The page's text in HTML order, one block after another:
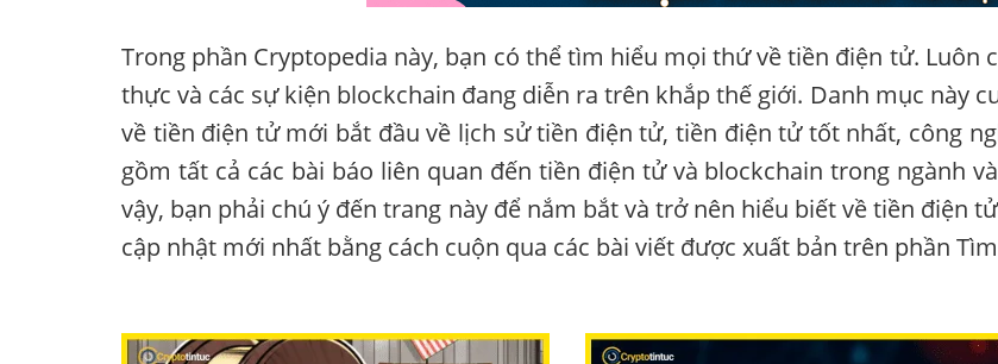
Trong phần Cryptopedia này, bạn có thể tìm hiểu mọi thứ về tiền điện tử.
thực và các sự kiện blockchain đang diễn ra trên khắp thế giới. Danh mục này
về tiền điện tử mới bắt đầu về lịch sử tiền điện tử, tiền điện tử tốt nhất, công
gồm tất cả các bài báo liên quan đến tiền điện tử và blockchain trong ngành
vậy, bạn phải chú ý đến trang này để nắm bắt và trở nên hiểu biết về tiền điện
cập nhật mới nhất bằng cách cuộn qua các bài viết được xuất bản trên phần